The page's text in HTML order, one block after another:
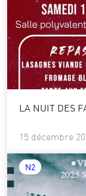
LA NUIT DES
15 décembre
N2